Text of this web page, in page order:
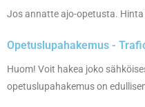
Jos annatte ajo-opetusta.
Opetuslupahakemus -
Huom! Voit hakea joko
opetuslupahakemus on